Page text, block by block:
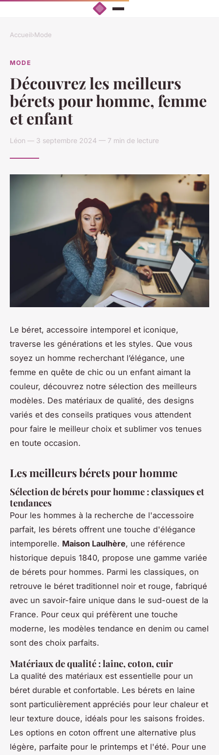
Accueil›Mode
MODE
Découvrez les meilleurs
bérets pour homme, femme
et enfant
Léon — 3 septembre 2024 — 7 min de lecture
Le béret, accessoire intemporel et iconique,
traverse les générations et les styles. Que vous
soyez un homme recherchant l’élégance, une
femme en quête de chic ou un enfant aimant la
couleur, découvrez notre sélection des meilleurs
modèles. Des matériaux de qualité, des designs
variés et des conseils pratiques vous attendent
pour faire le meilleur choix et sublimer vos tenues
en toute occasion.
Les meilleurs bérets pour homme
Sélection de bérets pour homme : classiques et
tendances
Pour les hommes à la recherche de l'accessoire
parfait, les bérets offrent une touche d'élégance
intemporelle. Maison Laulhère, une référence
historique depuis 1840, propose une gamme variée
de bérets pour hommes. Parmi les classiques, on
retrouve le béret traditionnel noir et rouge, fabriqué
avec un savoir-faire unique dans le sud-ouest de la
France. Pour ceux qui préfèrent une touche
moderne, les modèles tendance en denim ou camel
sont des choix parfaits.
Matériaux de qualité : laine, coton, cuir
La qualité des matériaux est essentielle pour un
béret durable et confortable. Les bérets en laine
sont particulièrement appréciés pour leur chaleur et
leur texture douce, idéals pour les saisons froides.
Les options en coton offrent une alternative plus
légère, parfaite pour le printemps et l'été. Pour une